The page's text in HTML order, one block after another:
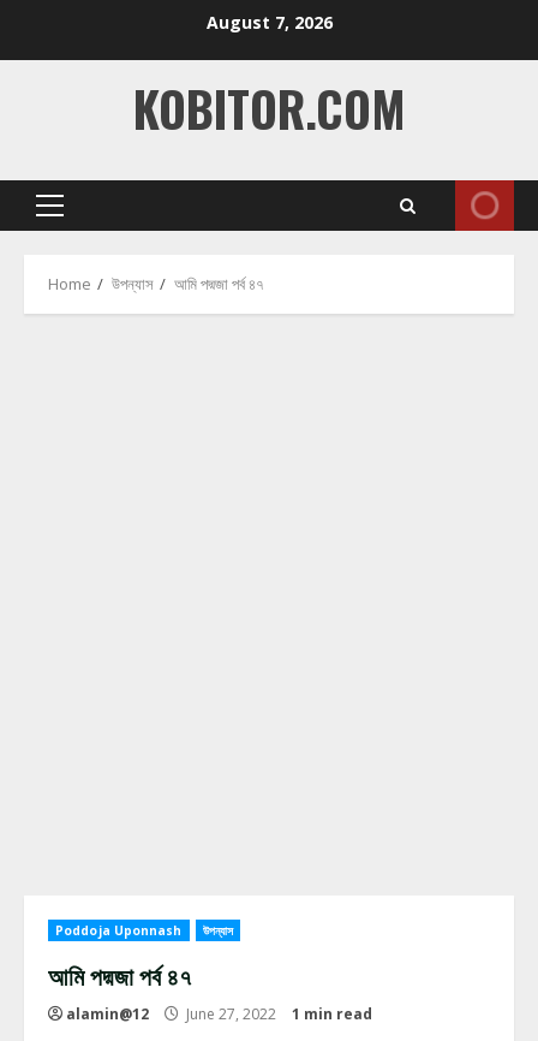
August 7, 2026
KOBITOR.COM
Primary
Home উপন্যাস আমি পদ্মজা পর্ব ৪৭
Poddoja Uponnash উপন্যাস
আমি পদ্মজা পর্ব ৪৭
alamin@12 June 27, 2022 1 min read